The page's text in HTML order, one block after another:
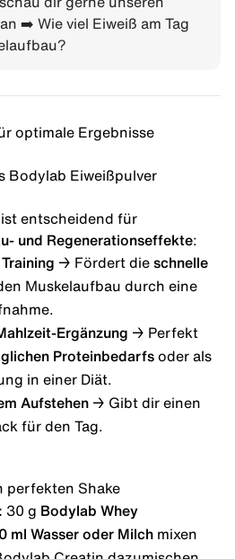
➡️ Wie viel Eiweiß am Tag
optimale Ergebnisse
Bodylab Eiweißpulver
entscheidend für
und Regenerationseffekte:
→ Fördert die schnelle
Muskelaufbau durch eine
Ergänzung → Perfekt
Proteinbedarfsoder als
in einer Diät.
Aufstehen→ Gibt dir einen
für den Tag.
perfekten Shake
30 g Bodylab Whey
ml Wasser oder Milchmixen